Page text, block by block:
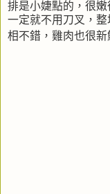
排是小婕點的，很
一定就不用刀叉，
相不錯，雞肉也很